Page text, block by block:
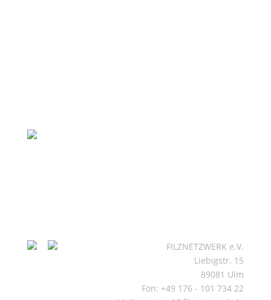
FILZNETZWERK e.V.
Liebigstr. 15
89081 Ulm
Fon: +49 176 - 101 734 22